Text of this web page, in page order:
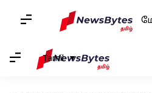
Tamil